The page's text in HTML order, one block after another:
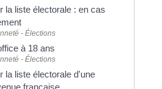
la liste électorale : en cas
- Élections
à 18 ans
- Élections
la liste électorale d'une
française